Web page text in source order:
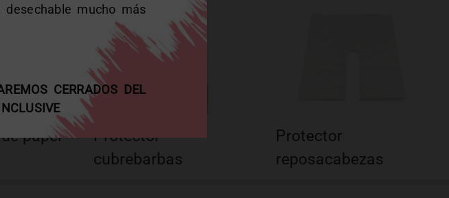
papel
Protector
cubrebarbas
Protector
reposacabezas
mucho más
CERRADOS DEL